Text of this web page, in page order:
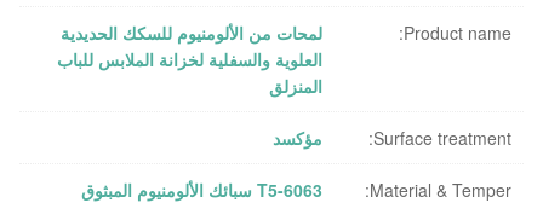
Product name:
لمحات من الألومنيوم للسكك الحديدية
العلوية والسفلية لخزانة الملابس للباب
المنزلق
Surface treatment: مؤكسد
Material & Temper: 6063-T5 سبائك الألومنيوم المبثوق